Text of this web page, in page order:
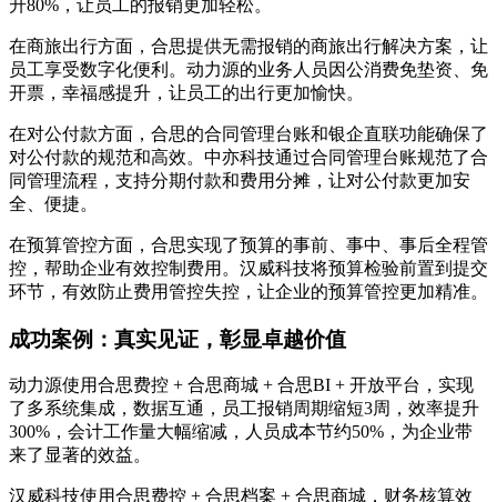
升80%，让员工的报销更加轻松。
在商旅出行方面，合思提供无需报销的商旅出行解决方案，让
员工享受数字化便利。动力源的业务人员因公消费免垫资、免
开票，幸福感提升，让员工的出行更加愉快。
在对公付款方面，合思的合同管理台账和银企直联功能确保了
对公付款的规范和高效。中亦科技通过合同管理台账规范了合
同管理流程，支持分期付款和费用分摊，让对公付款更加安
全、便捷。
在预算管控方面，合思实现了预算的事前、事中、事后全程管
控，帮助企业有效控制费用。汉威科技将预算检验前置到提交
环节，有效防止费用管控失控，让企业的预算管控更加精准。
成功案例：真实见证，彰显卓越价值
动力源使用合思费控 + 合思商城 + 合思BI + 开放平台，实现
了多系统集成，数据互通，员工报销周期缩短3周，效率提升
300%，会计工作量大幅缩减，人员成本节约50%，为企业带
来了显著的效益。
汉威科技使用合思费控 + 合思档案 + 合思商城，财务核算效